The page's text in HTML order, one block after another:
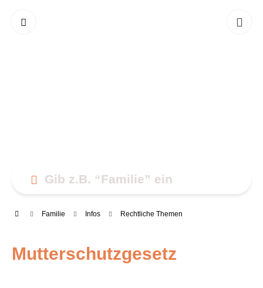
Fami­lie Infos Recht­li­che Themen
Mut­ter­schutz­ge­setz